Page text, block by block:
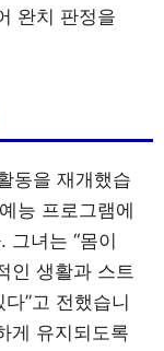
완치 판정을
동을 재개했습
능 프로그램에
그녀는 “몸이
인 생활과 스트
”고 전했습니
게 유지되도록